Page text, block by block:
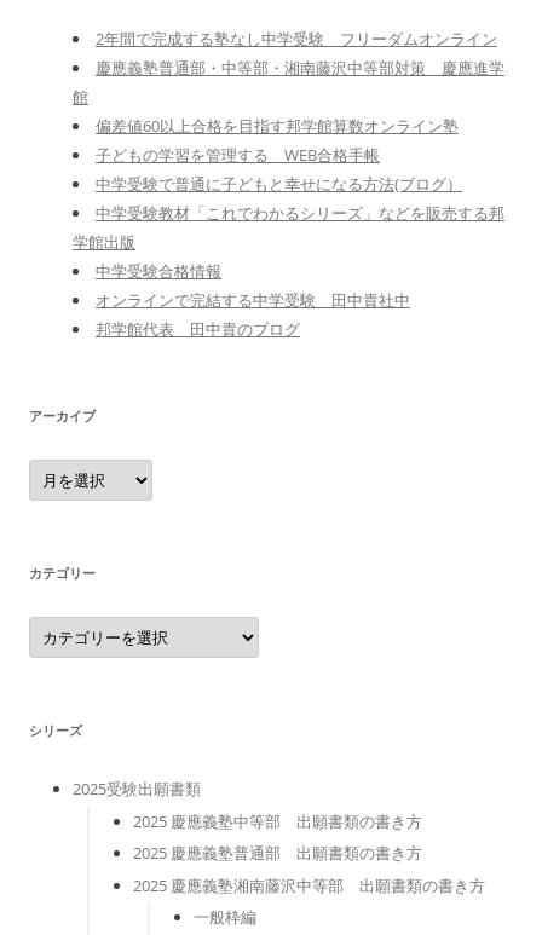
2年間で完成する塾なし中学受験 フリーダムオンライン
慶應義塾普通部・中等部・湘南藤沢中等部対策 慶應進学
館
偏差値60以上合格を目指す邦学館算数オンライン塾
子どもの学習を管理する WEB合格手帳
中学受験で普通に子どもと幸せになる方法(ブログ）
中学受験教材「これでわかるシリーズ」などを販売する邦
学館出版
中学受験合格情報
オンラインで完結する中学受験 田中貴社中
邦学館代表 田中貴のブログ
アーカイブ
ア
ー
カ
カテゴリー
カ
テ
ゴ
シリーズ
2025受験出願書類
2025 慶應義塾中等部 出願書類の書き方
2025 慶應義塾普通部 出願書類の書き方
2025 慶應義塾湘南藤沢中等部 出願書類の書き方
一般枠編